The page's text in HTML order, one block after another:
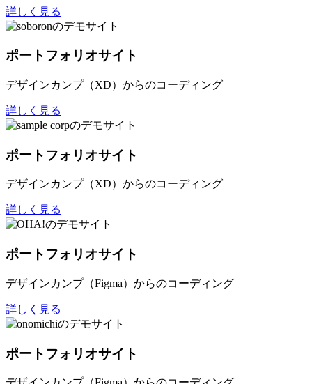
詳しく見る
ポートフォリオサイト
デザインカンプ（XD）からのコーディング
詳しく見る
ポートフォリオサイト
デザインカンプ（XD）からのコーディング
詳しく見る
ポートフォリオサイト
デザインカンプ（Figma）からのコーディング
詳しく見る
ポートフォリオサイト